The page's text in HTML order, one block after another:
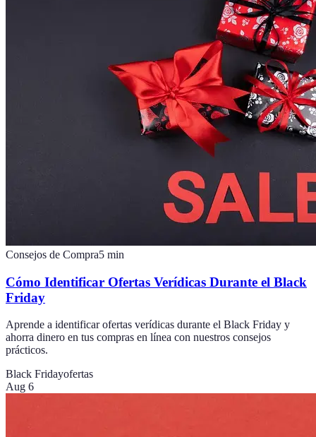
Consejos de Compra5 min
Cómo Identificar Ofertas Verídicas Durante el Black
Friday
Aprende a identificar ofertas verídicas durante el Black Friday y
ahorra dinero en tus compras en línea con nuestros consejos
prácticos.
Black Fridayofertas
Aug 6